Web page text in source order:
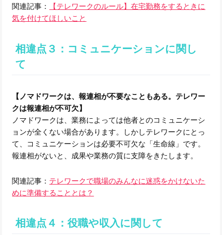
関連記事：
【テレワークのルール】在宅勤務をするときに
気を付けてほしいこと
相違点３：コミュニケーションに関し
て
【ノマドワークは、報連相が不要なこともある。テレワー
クは報連相が不可欠】
ノマドワークは、業務によっては他者とのコミュニケーシ
ョンが全くない場合があります。しかしテレワークにとっ
て、コミュニケーションは必要不可欠な「生命線」です。
報連相がないと、成果や業務の質に支障をきたします。
関連記事： テレワークで職場のみんなに迷惑をかけないた
めに準備することとは？
相違点４：役職や収入に関して